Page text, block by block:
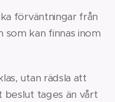
förväntningar från
kan finnas inom
utan rädsla att
beslut tages än vårt